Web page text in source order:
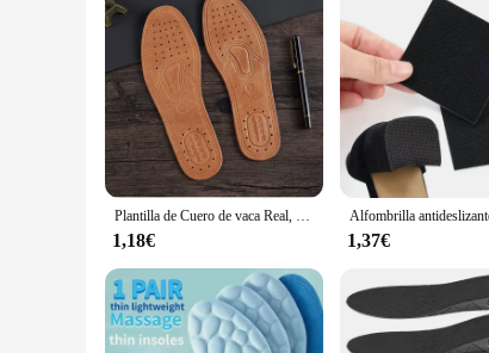
sale, making it easy for you to stock up and cater to
and practicality. Embrace the opportunity to
Plantilla de Cuero de vaca Real, zapatos de cuero, botas, inserciones de zapatos, desodorante suave y transpirable, plantilla antideslizante, plantillas absorbentes de golpes
1,18€ 1,37€